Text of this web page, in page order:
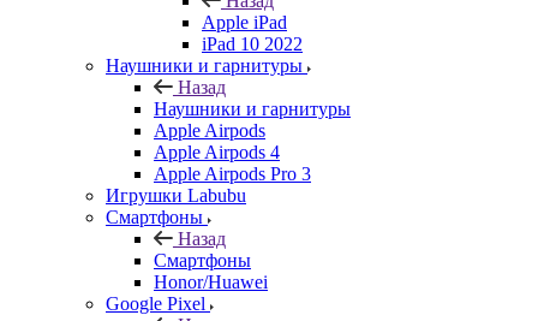
Apple iPad
iPad 10 2022
Наушники и гарнитуры
Назад
Наушники и гарнитуры
Apple Airpods
Apple Airpods 4
Apple Airpods Pro 3
Игрушки Labubu
Смартфоны
Назад
Смартфоны
Honor/Huawei
Google Pixel